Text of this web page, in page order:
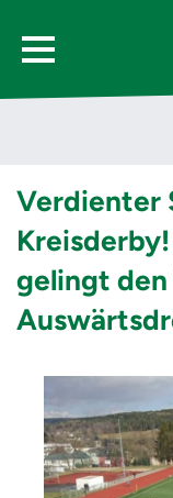
Verdienter
gelingt den